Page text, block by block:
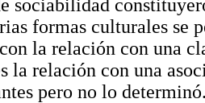
sociabilidad
formas culturales se
la relación con una
la relación con una
pero no lo